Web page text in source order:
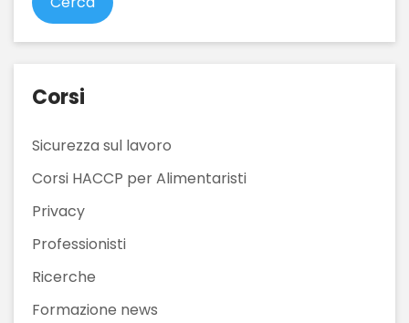
Corsi
Sicurezza sul lavoro
Corsi HACCP per Alimentaristi
Privacy
Professionisti
Ricerche
Formazione news